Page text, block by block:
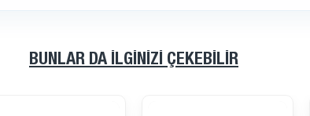
BUNLAR DA İLGINIZI ÇEKEBILIR